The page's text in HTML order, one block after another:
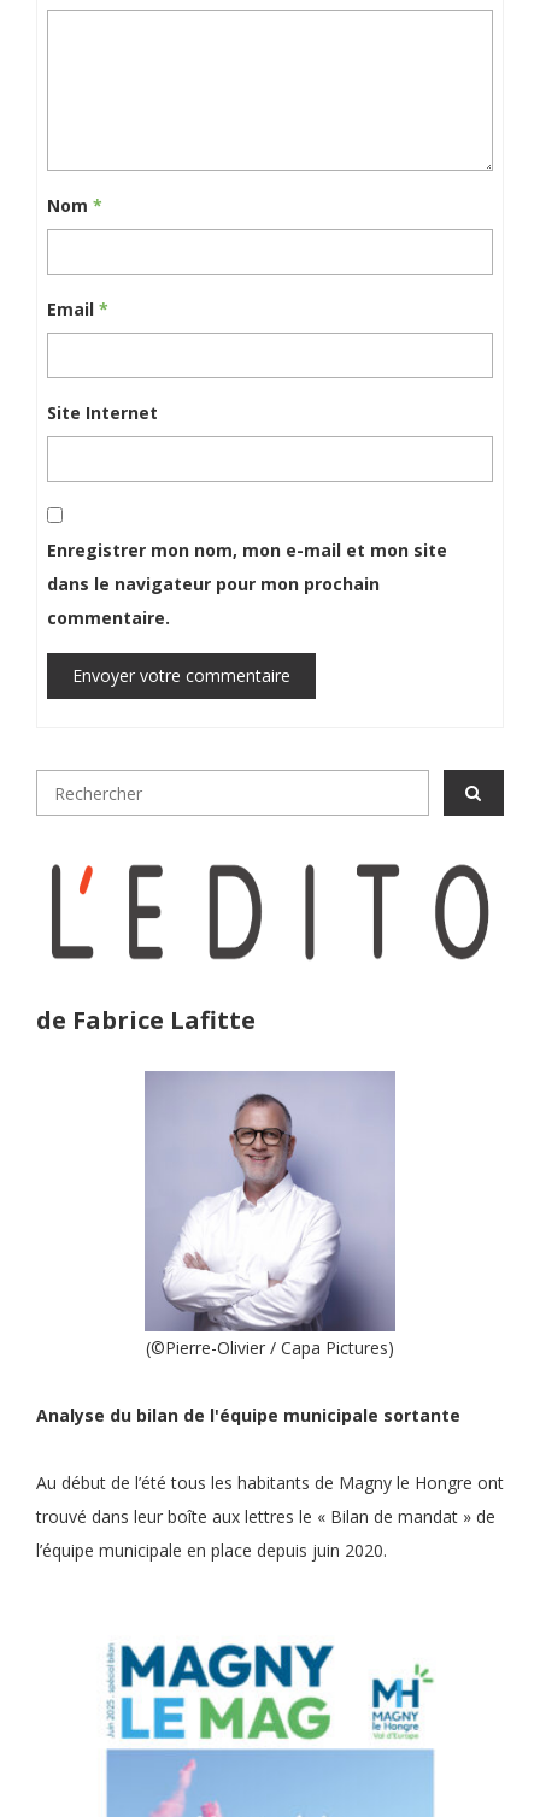
Nom *
Email *
Site Internet
Enregistrer mon nom, mon e-mail et mon site
dans le navigateur pour mon prochain
commentaire.
Envoyer votre commentaire
de Fabrice Lafitte
(©Pierre-Olivier / Capa Pictures)
Analyse du bilan de l'équipe municipale sortante
Au début de l’été tous les habitants de Magny le Hongre ont
trouvé dans leur boîte aux lettres le « Bilan de mandat » de
l’équipe municipale en place depuis juin 2020.